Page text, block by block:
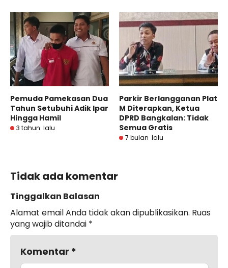
Pemuda Pamekasan Dua
Tahun Setubuhi Adik Ipar
Hingga Hamil
3 tahun lalu
Parkir Berlangganan Plat
M Diterapkan, Ketua
DPRD Bangkalan: Tidak
Semua Gratis
7 bulan lalu
Tidak ada komentar
Tinggalkan Balasan
Alamat email Anda tidak akan dipublikasikan. Ruas
yang wajib ditandai *
Komentar *